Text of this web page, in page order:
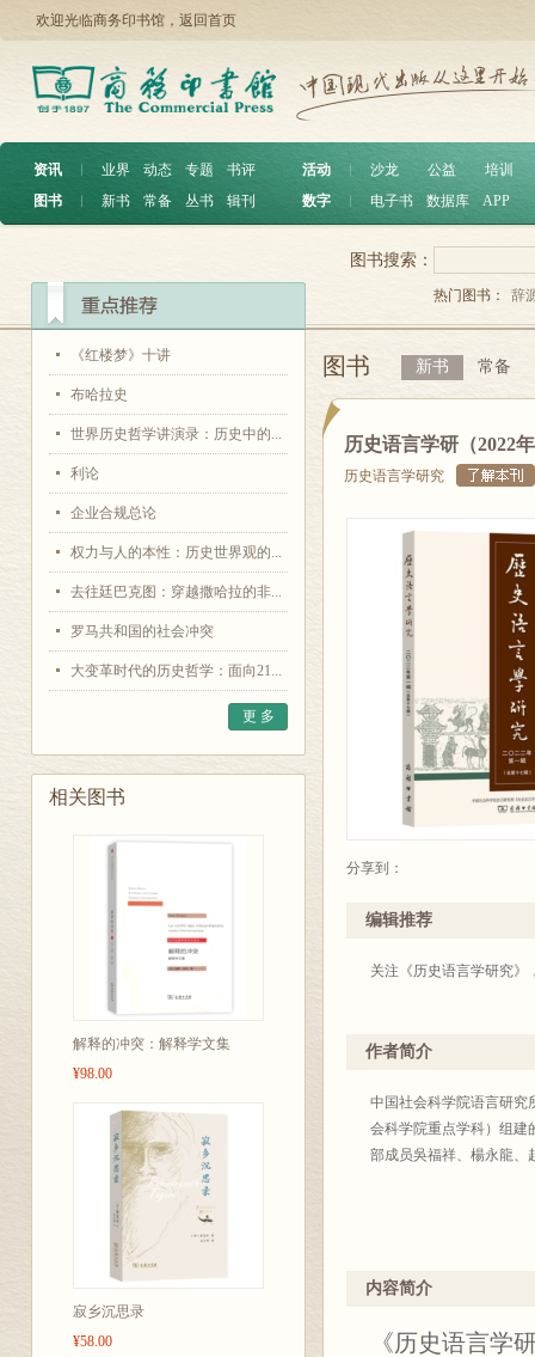
欢迎光临商务印书馆， 返回首页
资讯 ︱ 业界 动态 专题
书评
图书
︱ 新书 常备 丛书 辑刊
活动 沙龙 公益
培训
数字
电子书 数据库 APP
《红楼梦》十讲
布哈拉史
世界历史哲学讲演录：历史中的...
利论
企业合规总论
权力与人的本性：历史世界观的...
去往廷巴克图：穿越撒哈拉的非...
罗马共和国的社会冲突
大变革时代的历史哲学：面向21...
更 多
相关图书
解释的冲突：解释学文集
¥98.00
寂乡沉思录
¥58.00
图书搜索：
热门图书： 辞
图书 新书 常备
历史语言学研（2022
历史语言学研究
分享到：
编辑推荐
关注《历史语言学研究》
作者简介
中国社会科学院语言研究
会科学院重点学科）组建
部成员吳福祥、楊永龍、
内容简介
《历史语言学